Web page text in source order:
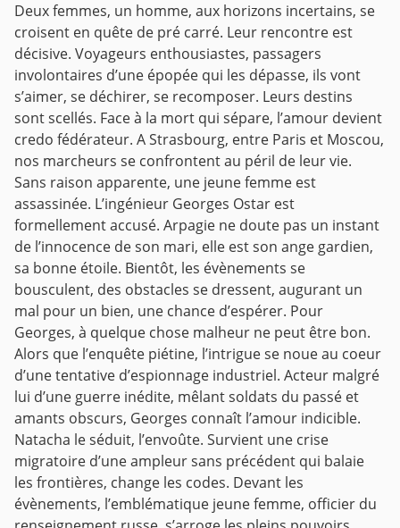
Deux femmes, un homme, aux horizons incertains, se
croisent en quête de pré carré. Leur rencontre est
décisive. Voyageurs enthousiastes, passagers
involontaires d’une épopée qui les dépasse, ils vont
s’aimer, se déchirer, se recomposer. Leurs destins
sont scellés. Face à la mort qui sépare, l’amour devient
credo fédérateur. A Strasbourg, entre Paris et Moscou,
nos marcheurs se confrontent au péril de leur vie.
Sans raison apparente, une jeune femme est
assassinée. L’ingénieur Georges Ostar est
formellement accusé. Arpagie ne doute pas un instant
de l’innocence de son mari, elle est son ange gardien,
sa bonne étoile. Bientôt, les évènements se
bousculent, des obstacles se dressent, augurant un
mal pour un bien, une chance d’espérer. Pour
Georges, à quelque chose malheur ne peut être bon.
Alors que l’enquête piétine, l’intrigue se noue au coeur
d’une tentative d’espionnage industriel. Acteur malgré
lui d’une guerre inédite, mêlant soldats du passé et
amants obscurs, Georges connaît l’amour indicible.
Natacha le séduit, l’envoûte. Survient une crise
migratoire d’une ampleur sans précédent qui balaie
les frontières, change les codes. Devant les
évènements, l’emblématique jeune femme, officier du